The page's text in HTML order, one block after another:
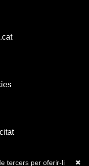
✖
tercers per oferir-li